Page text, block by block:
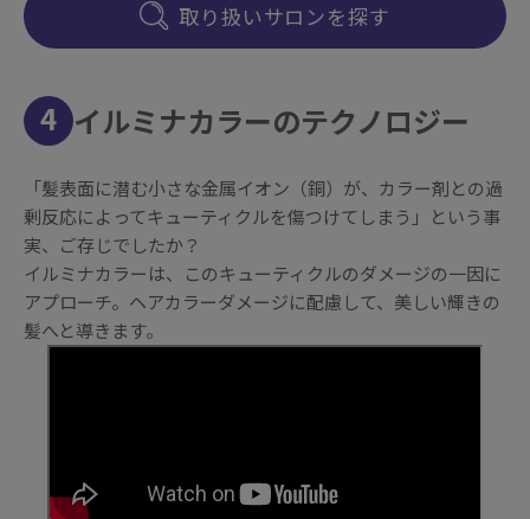
取り扱いサロンを探す
4 イルミナカラーのテクノロジー
「髪表面に潜む小さな金属イオン（銅）が、カラー剤との過
剰反応によってキューティクルを傷つけてしまう」という事
実、ご存じでしたか？
イルミナカラーは、このキューティクルのダメージの一因に
アプローチ。ヘアカラーダメージに配慮して、美しい輝きの
髪へと導きます。